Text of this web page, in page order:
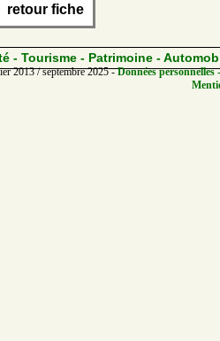
retour fiche
- Tourisme - Patrimoine -
2013 / septembre 2025 -Données personnelles